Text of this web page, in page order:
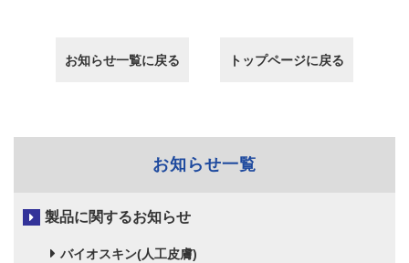
お知らせ一覧に戻る トップページに戻る
お知らせ一覧
製品に関するお知らせ
バイオスキン(人工皮膚)